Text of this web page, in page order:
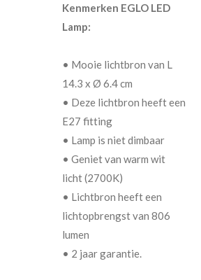
Kenmerken EGLO LED
Lamp:
• Mooie lichtbron van L
14.3 x Ø 6.4 cm
• Deze lichtbron heeft een
E27 fitting
• Lamp is niet dimbaar
• Geniet van warm wit
licht (2700K)
• Lichtbron heeft een
lichtopbrengst van 806
lumen
• 2 jaar garantie.